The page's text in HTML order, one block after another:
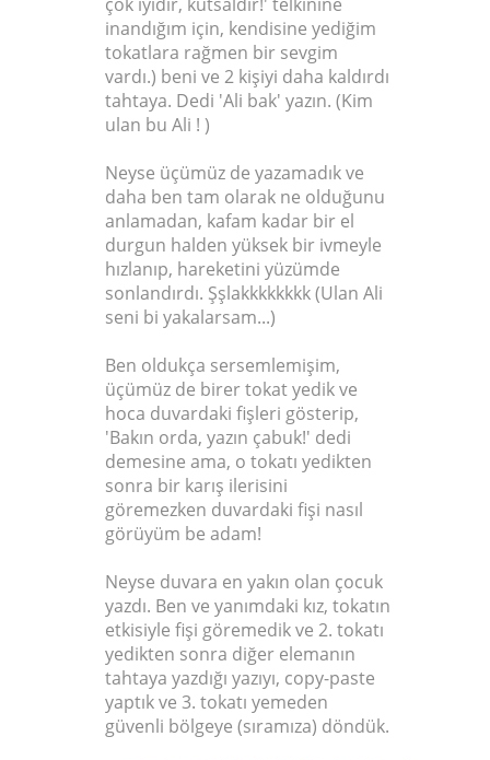
inandığım için, kendisine yediğim
tokatlara rağmen bir sevgim
vardı.) beni ve 2 kişiyi daha kaldırdı
tahtaya. Dedi 'Ali bak' yazın. (Kim
ulan bu Ali ! )
Neyse üçümüz de yazamadık ve
daha ben tam olarak ne olduğunu
anlamadan, kafam kadar bir el
durgun halden yüksek bir ivmeyle
hızlanıp, hareketini yüzümde
sonlandırdı. Şşlakkkkkkkk (Ulan Ali
seni bi yakalarsam...)
Ben oldukça sersemlemişim,
üçümüz de birer tokat yedik ve
hoca duvardaki fişleri gösterip,
'Bakın orda, yazın çabuk!' dedi
demesine ama, o tokatı yedikten
sonra bir karış ilerisini
göremezken duvardaki fişi nasıl
görüyüm be adam!
Neyse duvara en yakın olan çocuk
yazdı. Ben ve yanımdaki kız, tokatın
etkisiyle fişi göremedik ve 2. tokatı
yedikten sonra diğer elemanın
tahtaya yazdığı yazıyı, copy-paste
yaptık ve 3. tokatı yemeden
güvenli bölgeye (sıramıza) döndük.